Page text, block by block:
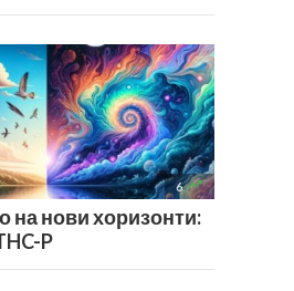
6 
на нови хоризонти:
P